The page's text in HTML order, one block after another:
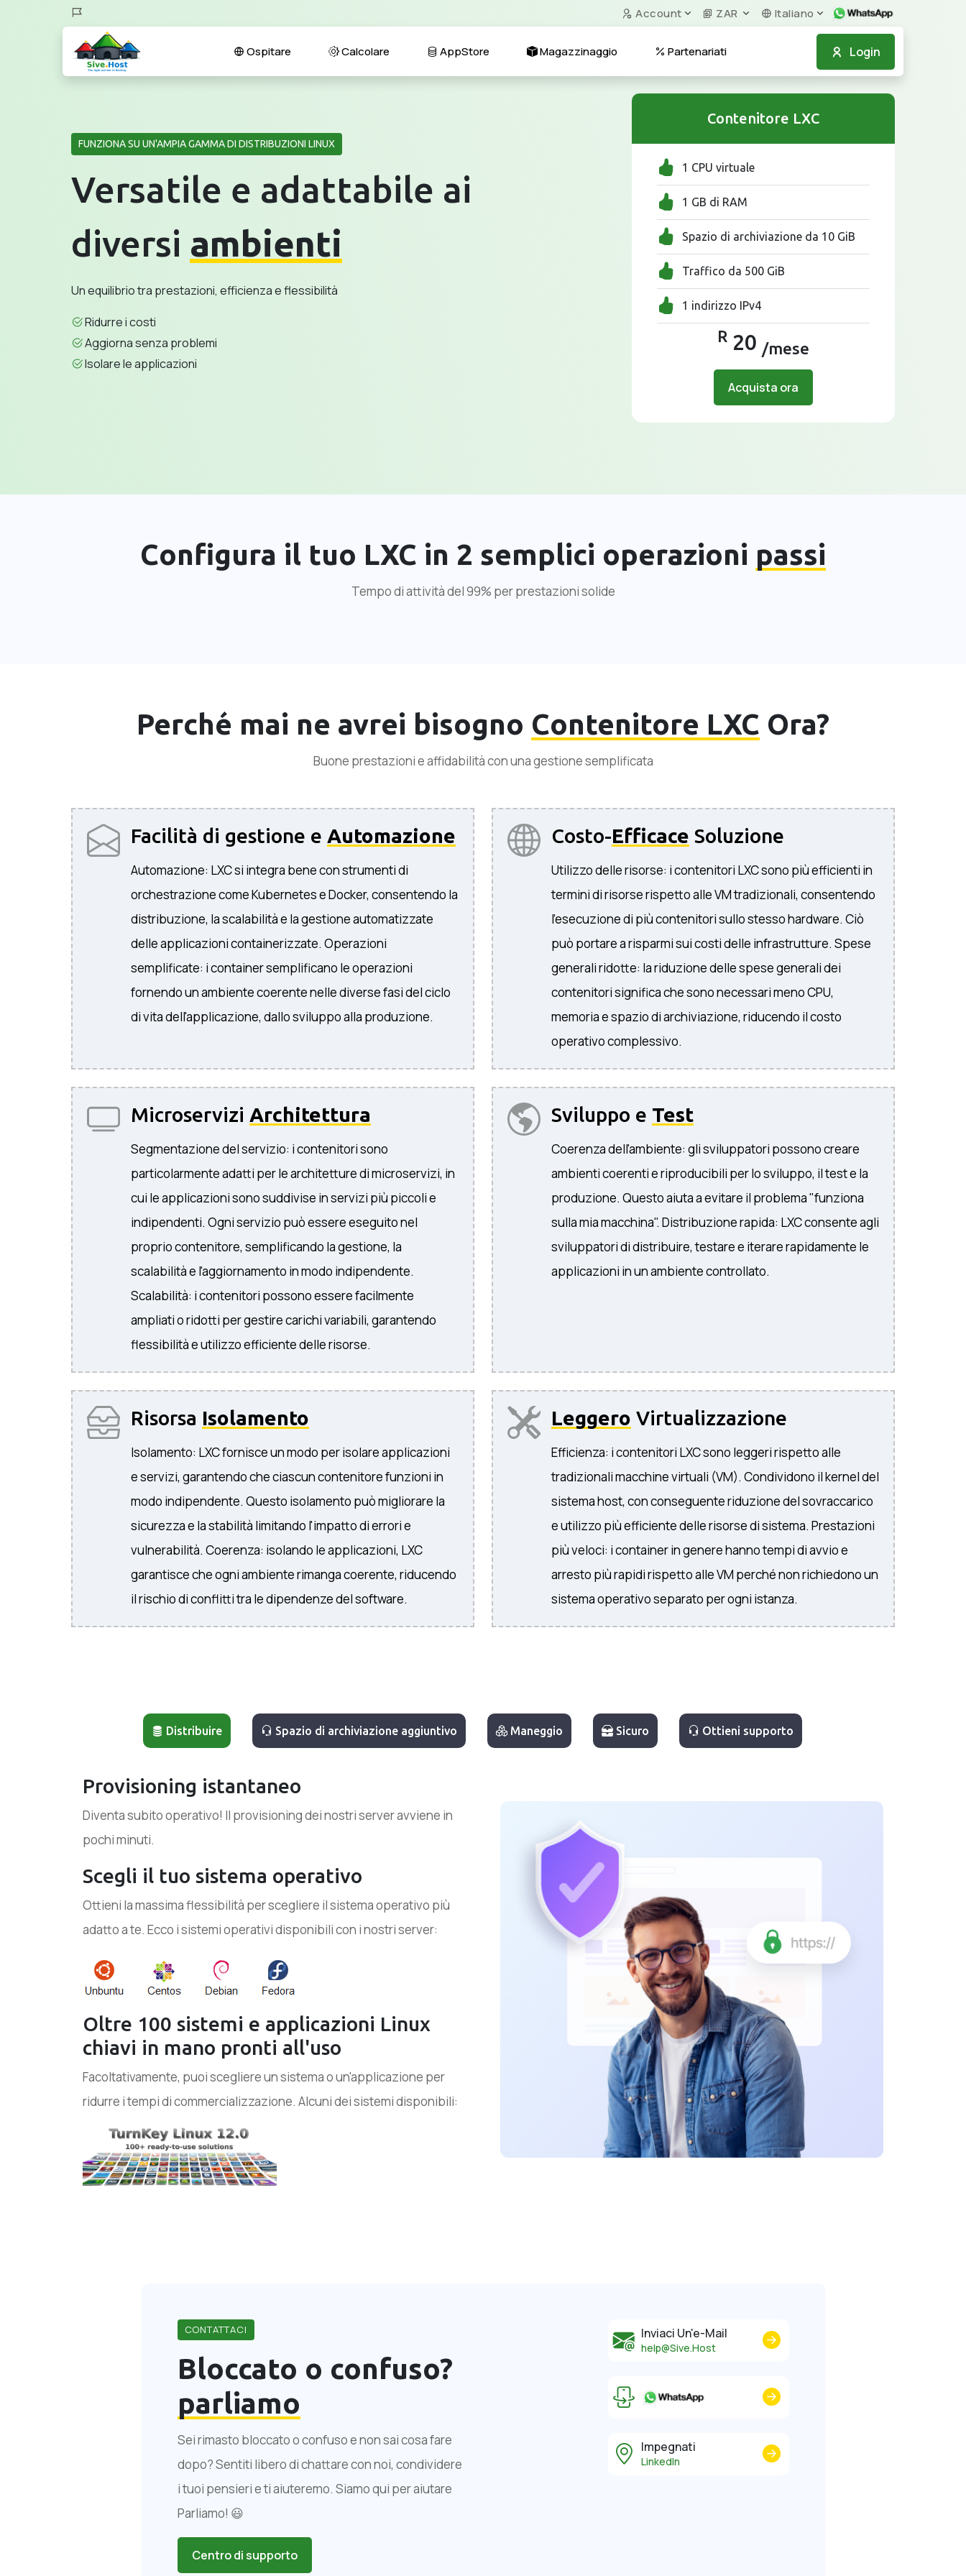
Account ZAR Italiano
Login
Ospitare Calcolare AppStore Magazzinaggio Partenariati
FUNZIONA SU UN'AMPIA GAMMA DI DISTRIBUZIONI LINUX
Versatile e adattabile ai
diversi ambienti
Un equilibrio tra prestazioni, efficienza e flessibilità
Ridurre i costi
Aggiorna senza problemi
Isolare le applicazioni
Contenitore LXC
1 CPU virtuale
1 GB di RAM
Spazio di archiviazione da 10 GiB
Traffico da 500 GiB
1 indirizzo IPv4
R 20 /mese
Acquista ora
Configura il tuo LXC in 2 semplici operazioni passi
Tempo di attività del 99% per prestazioni solide
Perché mai ne avrei bisogno Contenitore LXC Ora?
Buone prestazioni e affidabilità con una gestione semplificata
Facilità di gestione e Automazione
Automazione: LXC si integra bene con strumenti di
orchestrazione come Kubernetes e Docker, consentendo la
distribuzione, la scalabilità e la gestione automatizzate
delle applicazioni containerizzate. Operazioni
semplificate: i container semplificano le operazioni
fornendo un ambiente coerente nelle diverse fasi del ciclo
di vita dell'applicazione, dallo sviluppo alla produzione.
Costo-Efficace Soluzione
Utilizzo delle risorse: i contenitori LXC sono più efficienti in
termini di risorse rispetto alle VM tradizionali, consentendo
l'esecuzione di più contenitori sullo stesso hardware. Ciò
può portare a risparmi sui costi delle infrastrutture. Spese
generali ridotte: la riduzione delle spese generali dei
contenitori significa che sono necessari meno CPU,
memoria e spazio di archiviazione, riducendo il costo
operativo complessivo.
Microservizi Architettura
Segmentazione del servizio: i contenitori sono
particolarmente adatti per le architetture di microservizi, in
cui le applicazioni sono suddivise in servizi più piccoli e
indipendenti. Ogni servizio può essere eseguito nel
proprio contenitore, semplificando la gestione, la
scalabilità e l'aggiornamento in modo indipendente.
Scalabilità: i contenitori possono essere facilmente
ampliati o ridotti per gestire carichi variabili, garantendo
flessibilità e utilizzo efficiente delle risorse.
Sviluppo e Test
Coerenza dell'ambiente: gli sviluppatori possono creare
ambienti coerenti e riproducibili per lo sviluppo, il test e la
produzione. Questo aiuta a evitare il problema "funziona
sulla mia macchina". Distribuzione rapida: LXC consente agli
sviluppatori di distribuire, testare e iterare rapidamente le
applicazioni in un ambiente controllato.
Risorsa Isolamento
Isolamento: LXC fornisce un modo per isolare applicazioni
e servizi, garantendo che ciascun contenitore funzioni in
modo indipendente. Questo isolamento può migliorare la
sicurezza e la stabilità limitando l'impatto di errori e
vulnerabilità. Coerenza: isolando le applicazioni, LXC
garantisce che ogni ambiente rimanga coerente, riducendo
il rischio di conflitti tra le dipendenze del software.
Leggero Virtualizzazione
Efficienza: i contenitori LXC sono leggeri rispetto alle
tradizionali macchine virtuali (VM). Condividono il kernel del
sistema host, con conseguente riduzione del sovraccarico
e utilizzo più efficiente delle risorse di sistema. Prestazioni
più veloci: i container in genere hanno tempi di avvio e
arresto più rapidi rispetto alle VM perché non richiedono un
sistema operativo separato per ogni istanza.
Distribuire Spazio di archiviazione aggiuntivo Maneggio Sicuro Ottieni supporto
Provisioning istantaneo
Diventa subito operativo! Il provisioning dei nostri server avviene in
pochi minuti.
Scegli il tuo sistema operativo
Ottieni la massima flessibilità per scegliere il sistema operativo più
adatto a te. Ecco i sistemi operativi disponibili con i nostri server:
Oltre 100 sistemi e applicazioni Linux
chiavi in ​​mano pronti all'uso
Facoltativamente, puoi scegliere un sistema o un'applicazione per
ridurre i tempi di commercializzazione. Alcuni dei sistemi disponibili:
CONTATTACI
Bloccato o confuso?
parliamo
Sei rimasto bloccato o confuso e non sai cosa fare
dopo? Sentiti libero di chattare con noi, condividere
i tuoi pensieri e ti aiuteremo. Siamo qui per aiutare
Parliamo! 😃
Centro di supporto
Inviaci Un'e-Mail
help@Sive.Host
Impegnati
LinkedIn